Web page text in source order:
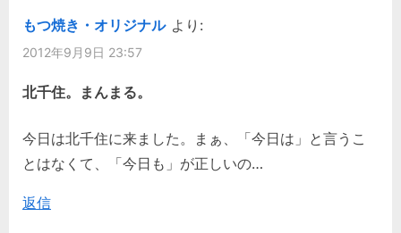
ビ
ゲ
ー
シ
ョ
ン
o
u
s
o
s
:
千
住。
る
や
もつ焼き・オリジナル より:
2012年9月9日 23:57
北千住。まんまる。
今日は北千住に来ました。まぁ、「今日は」と言うこ
とはなくて、「今日も」が正しいの…
返信